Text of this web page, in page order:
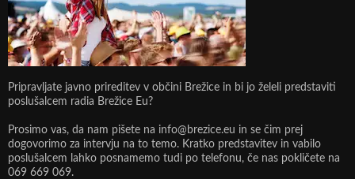
Pripravljate javno prireditev v občini Brežice in bi jo želeli predstaviti
poslušalcem radia Brežice Eu?
Prosimo vas, da nam pišete na info@brezice.eu in se čim prej
dogovorimo za intervju na to temo. Kratko predstavitev in vabilo
poslušalcem lahko posnamemo tudi po telefonu, če nas pokličete na
069 669 069.